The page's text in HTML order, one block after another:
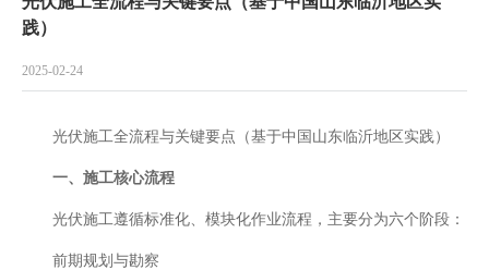
践）
2025-02-24
光伏施工全流程与关键要点（基于中国山东临沂地区实践）‌
一、施工核心流程‌
光伏施工遵循标准化、模块化作业流程，主要分为六个阶段：
前期规划与勘察‌